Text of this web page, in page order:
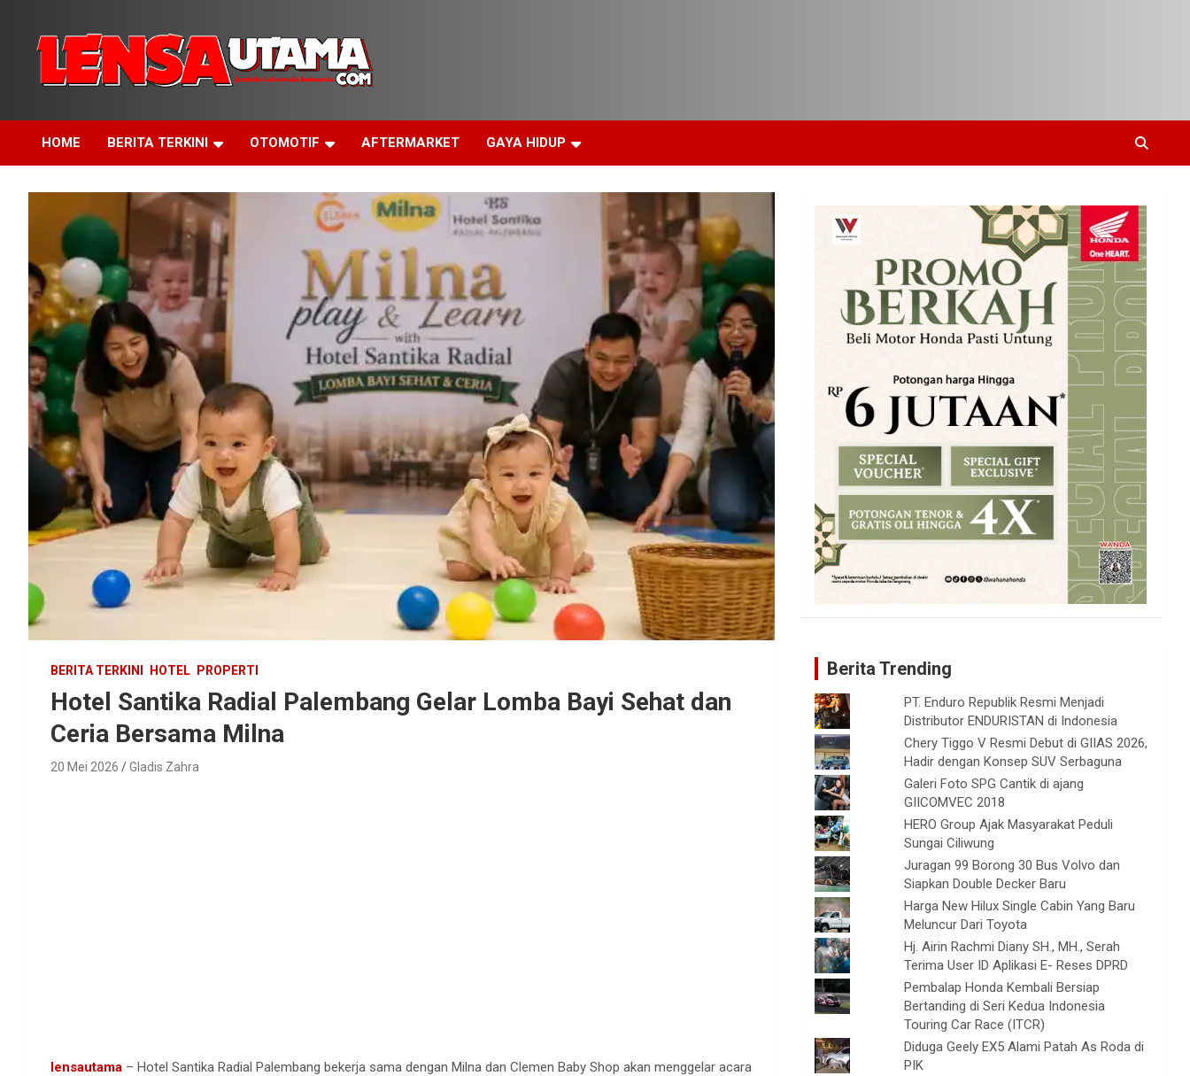
content
LensaUtama
HOME BERITA TERKINI OTOMOTIF AFTERMARKET GAYA HIDUP
BERITA TERKINI HOTEL PROPERTI
Hotel Santika Radial Palembang Gelar Lomba Bayi Sehat dan
Ceria Bersama Milna
20 Mei 2026 Gladis Zahra
lensautama – Hotel Santika Radial Palembang bekerja sama dengan Milna dan Clemen Baby Shop akan menggelar acara
Berita Trending
PT. Enduro Republik Resmi Menjadi
Distributor ENDURISTAN di Indonesia
Chery Tiggo V Resmi Debut di GIIAS 2026,
Hadir dengan Konsep SUV Serbaguna
Galeri Foto SPG Cantik di ajang
GIICOMVEC 2018
HERO Group Ajak Masyarakat Peduli
Sungai Ciliwung
Juragan 99 Borong 30 Bus Volvo dan
Siapkan Double Decker Baru
Harga New Hilux Single Cabin Yang Baru
Meluncur Dari Toyota
Hj. Airin Rachmi Diany SH., MH., Serah
Terima User ID Aplikasi E- Reses DPRD
Pembalap Honda Kembali Bersiap
Bertanding di Seri Kedua Indonesia
Touring Car Race (ITCR)
Diduga Geely EX5 Alami Patah As Roda di
PIK